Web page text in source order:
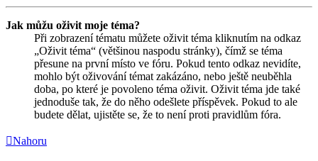
Jak můžu oživit moje téma?
Při zobrazení tématu můžete oživit téma kliknutím na odkaz
„Oživit téma“ (většinou naspodu stránky), čímž se téma
přesune na první místo ve fóru. Pokud tento odkaz nevidíte,
mohlo být oživování témat zakázáno, nebo ještě neuběhla
doba, po které je povoleno téma oživit. Oživit téma jde také
jednoduše tak, že do něho odešlete příspěvek. Pokud to ale
budete dělat, ujistěte se, že to není proti pravidlům fóra.
Nahoru